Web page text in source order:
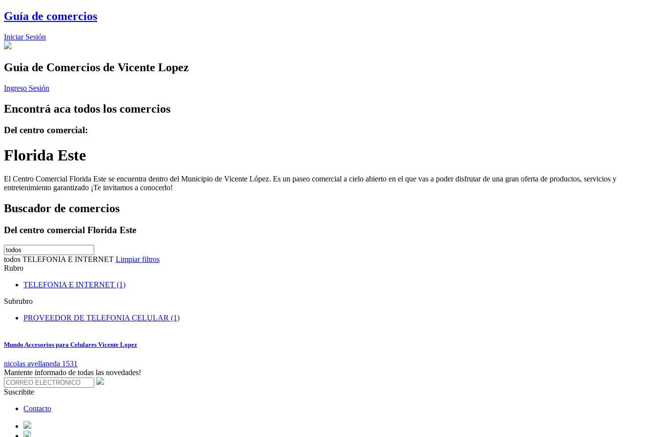
Guía de comercios
Iniciar Sesión
Guia de Comercios de Vicente Lopez
Ingreso Sesión
Encontrá aca todos los comercios
Del centro comercial:
Florida Este
El Centro Comercial Florida Este se encuentra dentro del Municipio de Vicente López. Es un paseo comercial a cielo abierto en el que vas a poder disfrutar de una gran oferta de productos, servicios y
entretenimiento garantizado ¡Te invitamos a conocerlo!
Buscador de comercios
Del centro comercial Florida Este
todos TELEFONIA E INTERNET Limpiar filtros
Rubro
TELEFONIA E INTERNET (1)
Subrubro
PROVEEDOR DE TELEFONIA CELULAR (1)
Mundo Accesorios para Celulares Vicente Lopez
nicolas avellaneda 1531
Mantente informado de todas las novedades!
Suscribite
Contacto